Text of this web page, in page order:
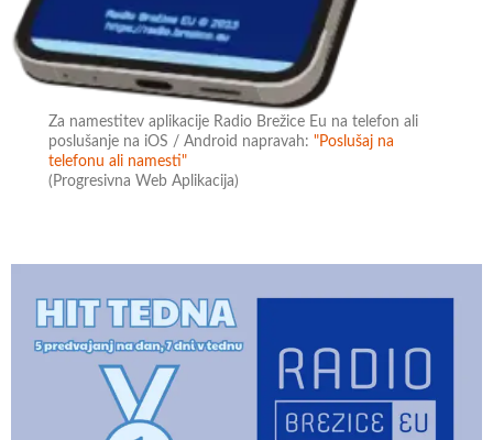
Za namestitev aplikacije Radio Brežice Eu na telefon ali
poslušanje na iOS / Android napravah:"Poslušaj na
telefonu ali namesti"
(Progresivna Web Aplikacija)